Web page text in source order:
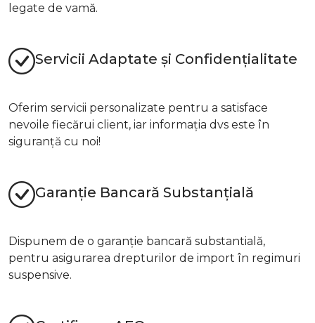
legate de vamă.
Servicii Adaptate și Confidențialitate
Oferim servicii personalizate pentru a satisface
nevoile fiecărui client, iar informația dvs este în
siguranță cu noi!
Garanție Bancară Substanțială
Dispunem de o garanție bancară substantială,
pentru asigurarea drepturilor de import în regimuri
suspensive.